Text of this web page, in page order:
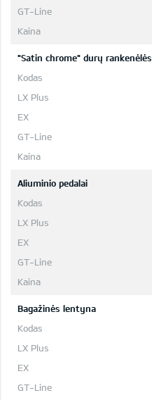
"Satin chrome" durų rankenėlės
Aliuminio pedalai
Bagažinės lentyna